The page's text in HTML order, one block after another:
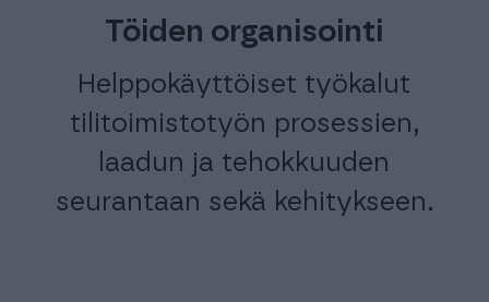
Töiden organisointi
Helppokäyttöiset työkalut
tilitoimistotyön prosessien,
laadun ja tehokkuuden
seurantaan sekä kehitykseen.